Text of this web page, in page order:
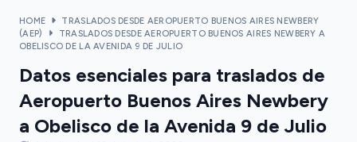
HOME
TRASLADOS DESDE AEROPUERTO BUENOS AIRES NEWBERY
(AEP)
TRASLADOS DESDE AEROPUERTO BUENOS AIRES NEWBERY A
OBELISCO DE LA AVENIDA 9 DE JULIO
Datos esenciales para traslados de
Aeropuerto Buenos Aires Newbery
a Obelisco de la Avenida 9 de Julio